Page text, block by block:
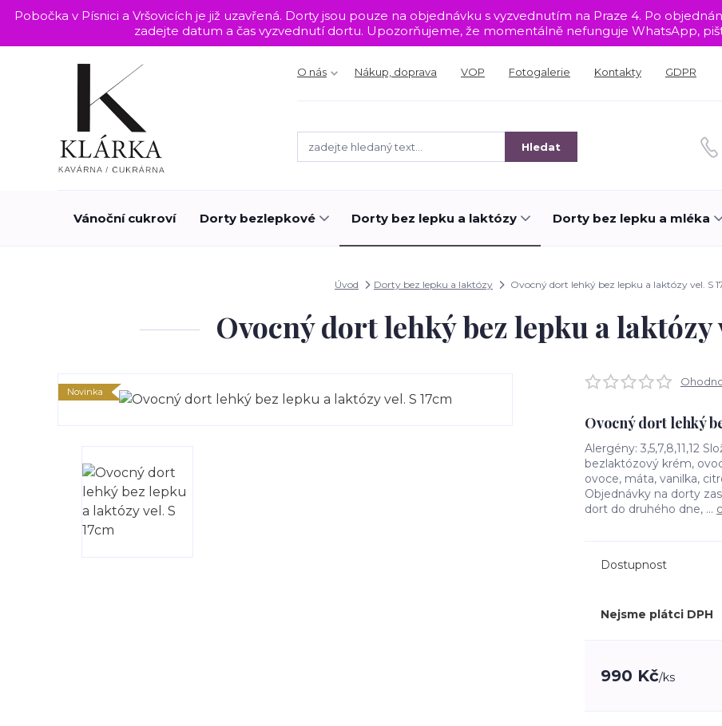
Pobočka v Písnici a Vršovicích je již uzavřená. Dorty jsou pouze na objednávku s vyzvednutím na Praze 4. Po
zadejte datum a čas vyzvednutí dortu. Upozorňujeme, že momentálně nefunguje WhatsApp,
O nás Nákup, doprava VOP Fotogalerie Kontakty GDPR
Hledat
Vánoční cukroví Dorty bezlepkové Dorty bez lepku a laktózy Dorty bez lepku a mléka
Úvod Dorty bez lepku a laktózy Ovocný dort lehký bez lepku a laktózy vel. S
Ovocný dort lehký bez lepku a laktózy
Novinka
Ovocný dort lehký
Alergény: 3,5,7,8,11,12
bezlaktózový krém,
ovoce, máta, vanilka,
Objednávky na dorty
dort do druhého dne, ...
Dostupnost
Nejsme plátci DPH
990 Kč/ks